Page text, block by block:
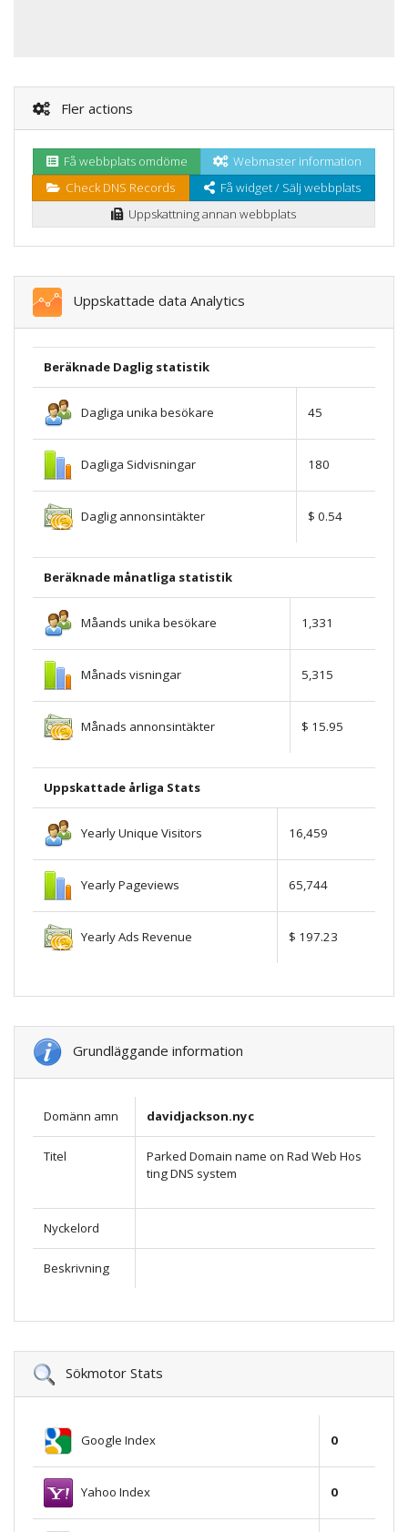
Fler actions
Få webbplats omdöme
Webmaster information
Check DNS Records
Få widget / Sälj webbplats
Uppskattning annan webbplats
Uppskattade data Analytics
Beräknade Daglig statistik
Dagliga unika besökare 45
Dagliga Sidvisningar 180
Daglig annonsintäkter $ 0.54
Beräknade månatliga statistik
Måands unika besökare 1,331
Månads visningar 5,315
Månads annonsintäkter $ 15.95
Uppskattade årliga Stats
Yearly Unique Visitors 16,459
Yearly Pageviews 65,744
Yearly Ads Revenue $ 197.23
Grundläggande information
Domänn amn davidjackson.nyc
Titel
Parked Domain name on Rad Web Hos
ting DNS system
Nyckelord
Beskrivning
Sökmotor Stats
Google Index 0
Yahoo Index 0